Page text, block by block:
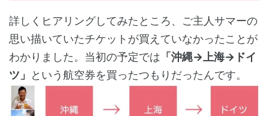
詳しくヒアリングしてみたところ、ご主人サマーの
思い描いていたチケットが買えていなかったことが
わかりました。当初の予定では 「沖縄→上海→ドイ
ツ」
という航空券を買ったつもりだったんです。